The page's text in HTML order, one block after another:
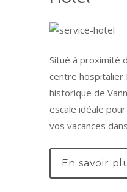
Situé à proximité
centre hospitalier
historique de
escale idéale
vos vacances
En savoir